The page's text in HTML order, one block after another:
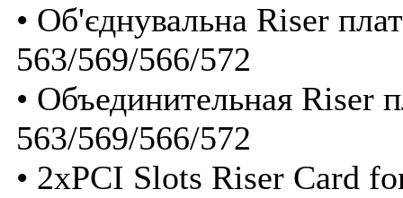
• Об'єднувальна Riser
563/569/566/572
• Объединительная Riser
563/569/566/572
• 2xPCI Slots Riser Card